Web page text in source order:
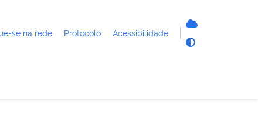
se na rede Protocolo Acessibilidade